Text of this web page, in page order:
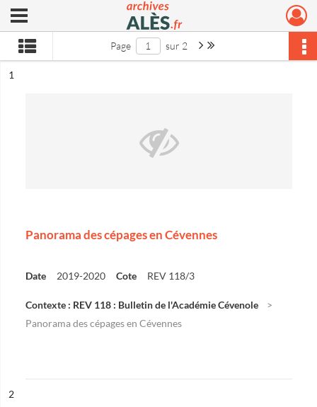
Archives municipales d'Alès
Ouvrir le menu déroulant
Page sur 2 Page suivante : 1/2
n°
1
Panorama des cépages en Cévennes
Date 2019-2020 Cote REV 118/3
Contexte : REV 118 : Bulletin de l'Académie Cévenole
Panorama des cépages en Cévennes
n°
2